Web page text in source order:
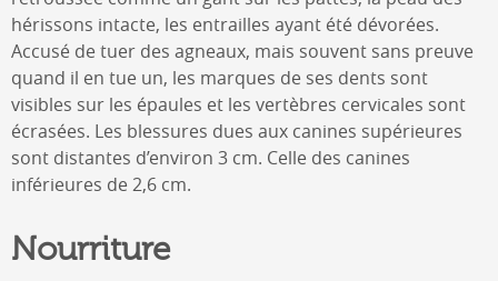
hérissons intacte, les entrailles ayant été dévorées.
Accusé de tuer des agneaux, mais souvent sans preuve
quand il en tue un, les marques de ses dents sont
visibles sur les épaules et les vertèbres cervicales sont
écrasées. Les blessures dues aux canines supérieures
sont distantes d’environ 3 cm. Celle des canines
inférieures de 2,6 cm.
Nourriture